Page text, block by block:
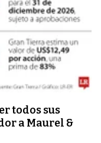
todos sus
a Maurel &